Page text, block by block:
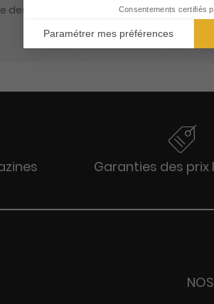
des jeunes générations.
Garanties des prix